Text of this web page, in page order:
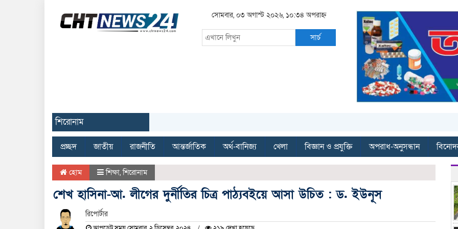
সোমবার, ০৩ অগাস্ট ২০২৬, ১০:৩৪ অপরাহ্ন
সার্চ
শিরোনাম
প্রচ্ছদ জাতীয় রাজনীতি আন্তর্জাতিক অর্থ-বানিজ্য খেলা বিজ্ঞান ও প্রযুক্তি অপরাধ-অনুসন্ধান
হোম শিক্ষা,শিরোনাম
শেখ হাসিনা-আ. লীগের দুর্নীতির চিত্র পাঠ্যবইয়ে আসা উচিত : ড. ইউনূস
রিপোর্টার